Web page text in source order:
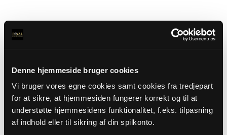
Denne hjemmeside bruger cookies
Vi bruger vores egne cookies samt cookies fra tredjepart
for at sikre, at hjemmesiden fungerer korrekt og til at
understøtte hjemmesidens funktionalitet, f.eks. tilpasning
af indhold eller til sikring af din spilkonto.